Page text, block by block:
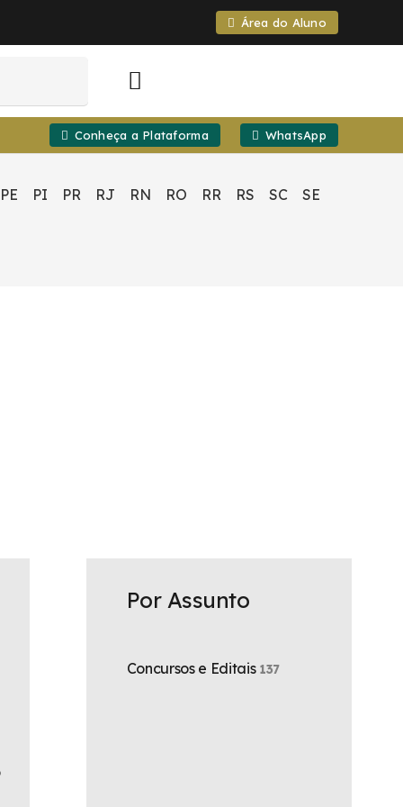
Área do Aluno
Conheça a Plataforma WhatsApp
PE PI PR RJ RN RO RR RS SC SE
Por Assunto
Concursos e Editais 137